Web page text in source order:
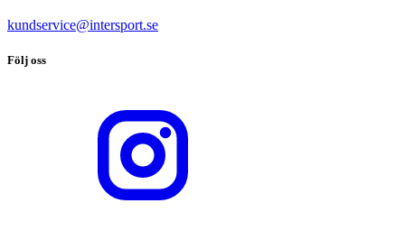
kundservice@intersport.se
Följ oss